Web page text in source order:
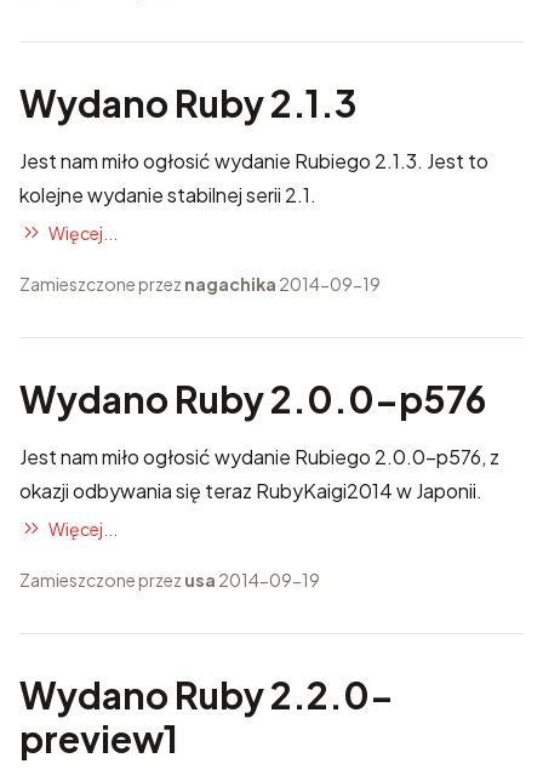
Wydano Ruby 2.1.3
Jest nam miło ogłosić wydanie Rubiego 2.1.3. Jest to
kolejne wydanie stabilnej serii 2.1.
Więcej...
Zamieszczone przez nagachika 2014-09-19
Wydano Ruby 2.0.0-p576
Jest nam miło ogłosić wydanie Rubiego 2.0.0-p576, z
okazji odbywania się teraz RubyKaigi2014w Japonii.
Więcej...
Zamieszczone przez usa 2014-09-19
Wydano Ruby 2.2.0-
preview1